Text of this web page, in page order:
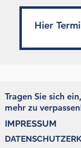
Hier
Tragen Sie sich
mehr zu
IMPRESSUM